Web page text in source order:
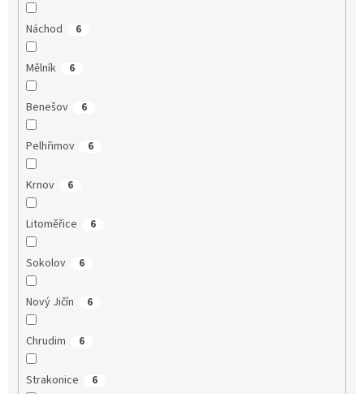
Náchod 6
Mělník 6
Benešov 6
Pelhřimov 6
Krnov 6
Litoměřice 6
Sokolov 6
Nový Jičín 6
Chrudim 6
Strakonice 6